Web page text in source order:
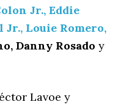
Jr., Eddie
Jr., Louie Romero,
Danny Rosado y
Lavoe y